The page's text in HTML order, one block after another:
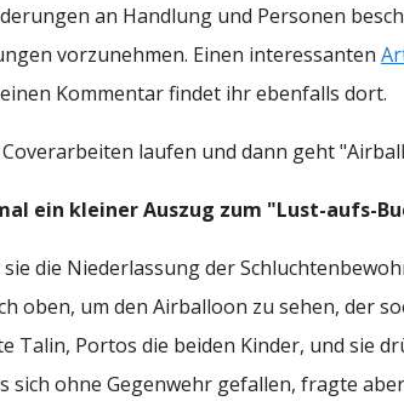
an Handlung und Personen
vorzunehmen. Einen interessanten
Kommentar findet ihr ebenfalls dort.
laufen und dann geht
ein kleiner Auszug zum "Lust-aufs-
die Niederlassung der
oben, um den Airballoon zu sehen, der
Talin, Portos die beiden Kinder, und sie
sich ohne Gegenwehr gefallen, fragte